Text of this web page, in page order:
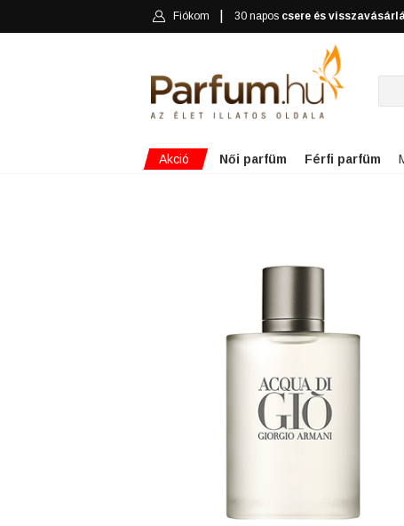
Fiókom 30 napos csere és
Akció Női parfüm Férfi parfüm